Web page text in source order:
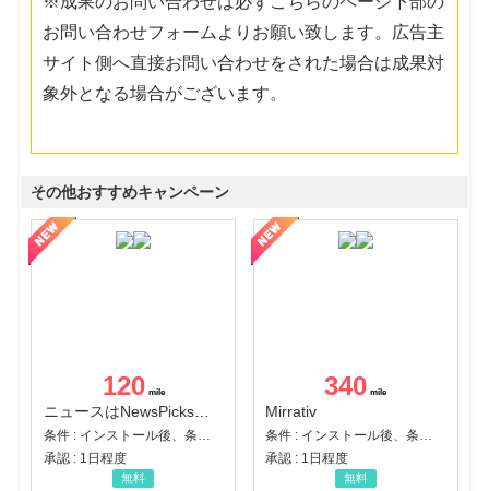
お問い合わせフォームよりお願い致します。広告主
サイト側へ直接お問い合わせをされた場合は成果対
象外となる場合がございます。
その他おすすめキャンペーン
120
ニュースはNewsPicks｜経済ニュース・就活・ビジネス
条件 : インストール後、条件達成
承認 : 1日程度
無料
340
Mirrativ
条件 : インストール後、条件達成
承認 : 1日程度
無料